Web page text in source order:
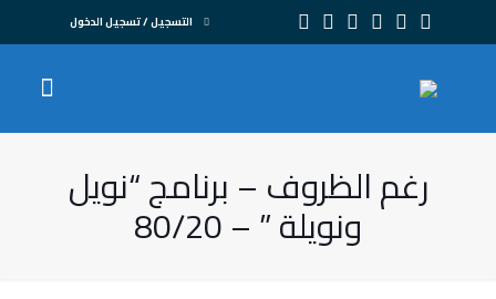
التسجيل / تسجيل الدخول
رغم الظروف – برنامج “نويل
ونويلة ” – 80/20